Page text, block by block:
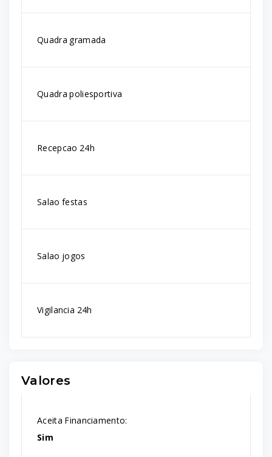
Quadra gramada
Quadra poliesportiva
Recepcao 24h
Salao festas
Salao jogos
Vigilancia 24h
Valores
Aceita Financiamento:
Sim